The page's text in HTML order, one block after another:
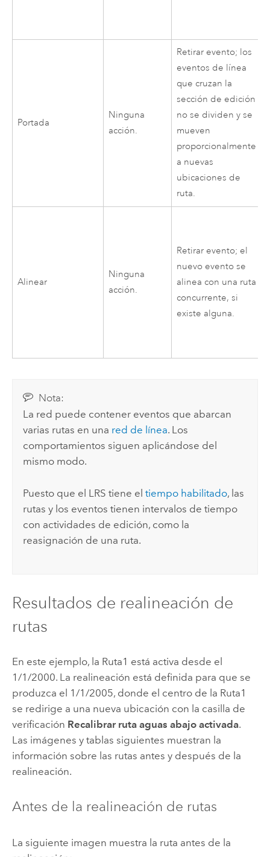
Portada
Ninguna
acción.
Retirar evento; los
eventos de línea
que cruzan la
sección de edición
no se dividen y se
mueven
proporcionalmente
a nuevas
ubicaciones de
ruta.
Alinear
Ninguna
acción.
Retirar evento; el
nuevo evento se
alinea con una ruta
concurrente, si
existe alguna.
Nota:
La red puede contener eventos que abarcan
varias rutas en una red de línea. Los
comportamientos siguen aplicándose del
mismo modo.
Puesto que el LRS tiene eltiempo habilitado, las
rutas y los eventos tienen intervalos de tiempo
con actividades de edición, como la
reasignación de una ruta.
Resultados de realineación de
rutas
En este ejemplo, la Ruta1 está activa desde el
1/1/2000. La realineación está definida para que se
produzca el 1/1/2005, donde el centro de la Ruta1
se redirige a una nueva ubicación con la casilla de
verificación Recalibrar ruta aguas abajo activada.
Las imágenes y tablas siguientes muestran la
información sobre las rutas antes y después de la
realineación.
Antes de la realineación de rutas
La siguiente imagen muestra la ruta antes de la